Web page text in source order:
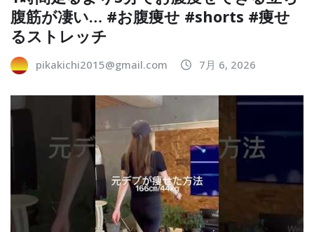
腹筋が凄い… #お腹痩せ #shorts #痩せ
るストレッチ
pikakichi2015@gmail.com 7月 6, 2026